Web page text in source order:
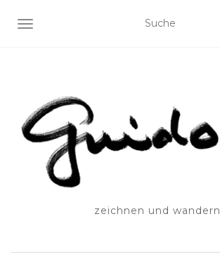
SCHALTE NAVIGATION
zeichnen und wandern